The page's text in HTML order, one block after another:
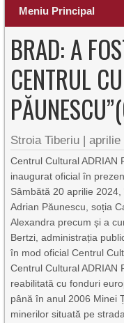
Meniu Principal
BRAD: A
CENTRUL
Stroia Tiberiu |aprilie
Centrul Cultural ADRIAN
inaugurat oficial în
Sâmbătă 20 aprilie
Adrian Păunescu, soția
Alexandra precum și a
Bertzi, administrația
în mod oficial Centrul
Centrul Cultural ADRIAN
reabilitată cu fonduri
până în anul 2006 Minei
minerilor situată pe